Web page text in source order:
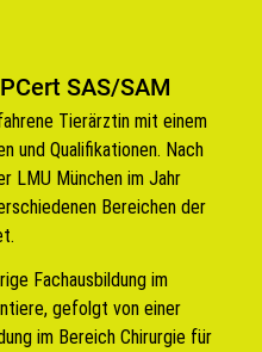
SAS/SAM
Tierärztin mit einem
und Qualifikationen. Nach
LMU München im Jahr
Bereichen der
Fachausbildung im
gefolgt von einer
im Bereich Chirurgie für